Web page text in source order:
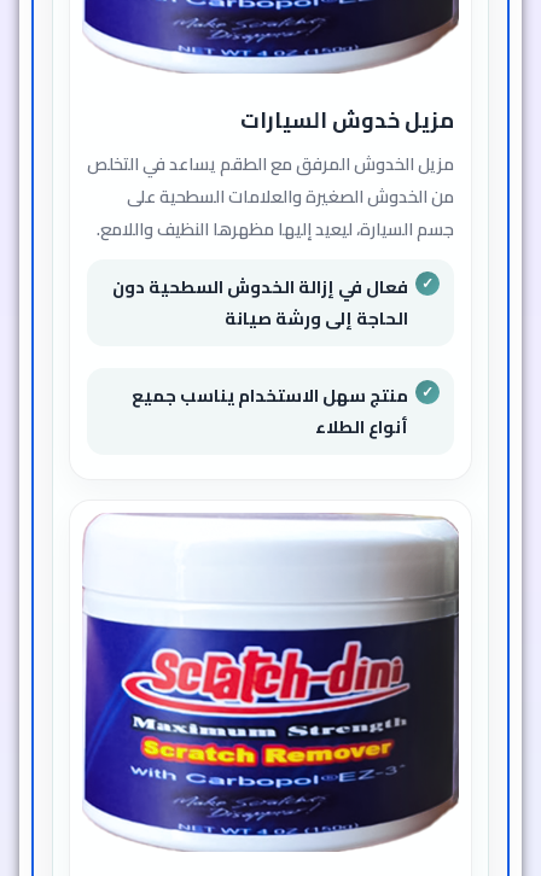
مزيل خدوش السيارات
مزيل الخدوش المرفق مع الطقم يساعد في التخلص
من الخدوش الصغيرة والعلامات السطحية على
جسم السيارة، ليعيد إليها مظهرها النظيف واللامع.
فعال في إزالة الخدوش السطحية دون
الحاجة إلى ورشة صيانة
منتج سهل الاستخدام يناسب جميع
أنواع الطلاء